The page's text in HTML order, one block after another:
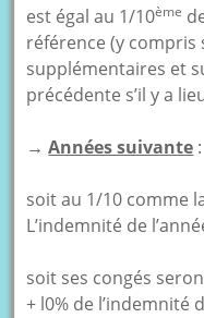
est égal au 1/10ème
référence (y compris
supplémentaires et
précédente s’il y a
→Années suivante :
soit au 1/10 comme
L’indemnité de
soit ses congés
+ l0% de l’indemnité